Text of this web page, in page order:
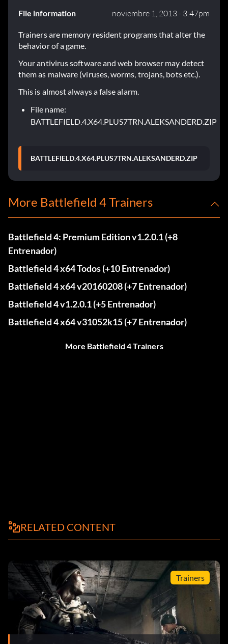
File information noviembre 1, 2013 - 3:47pm
Trainers are memory resident programs that alter the
behavior of a game.
Your antivirus software and web browser may detect
them as malware (viruses, worms, trojans, bots etc.).
This is almost always a false alarm.
File name:
BATTLEFIELD.4.X64.PLUS7TRN.ALEKSANDERD.ZIP
BATTLEFIELD.4.X64.PLUS7TRN.ALEKSANDERD.ZIP
More Battlefield 4 Trainers
Battlefield 4: Premium Edition v1.2.0.1 (+8
Entrenador)
Battlefield 4 x64 Todos (+10 Entrenador)
Battlefield 4 x64 v20160208 (+7 Entrenador)
Battlefield 4 v1.2.0.1 (+5 Entrenador)
Battlefield 4 x64 v31052k15 (+7 Entrenador)
More Battlefield 4 Trainers
RELATED CONTENT
Trainers